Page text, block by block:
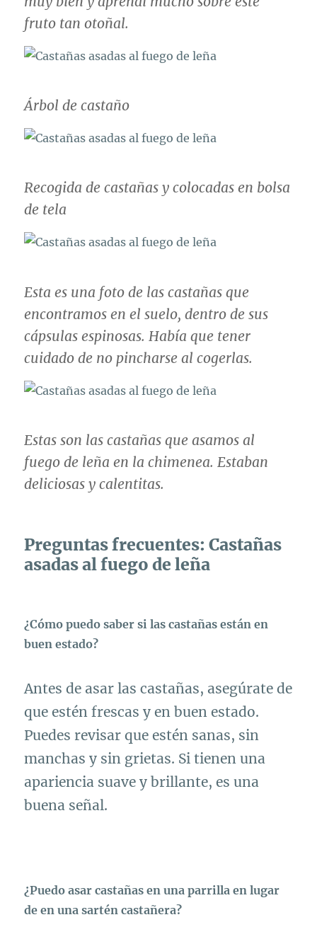
fruto tan otoñal.
Árbol de castaño
Recogida de castañas y colocadas en bolsa
de tela
Esta es una foto de las castañas que
encontramos en el suelo, dentro de sus
cápsulas espinosas. Había que tener
cuidado de no pincharse al cogerlas.
Estas son las castañas que asamos al
fuego de leña en la chimenea. Estaban
deliciosas y calentitas.
Preguntas frecuentes: Castañas
asadas al fuego de leña
¿Cómo puedo saber si las castañas están en
buen estado?
Antes de asar las castañas, asegúrate de
que estén frescas y en buen estado.
Puedes revisar que estén sanas, sin
manchas y sin grietas. Si tienen una
apariencia suave y brillante, es una
buena señal.
¿Puedo asar castañas en una parrilla en lugar
de en una sartén castañera?